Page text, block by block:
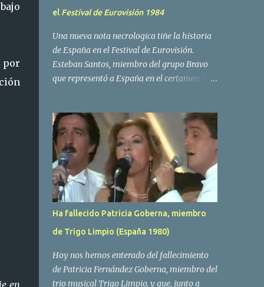
por
en
el Festival de Eurovisión 1984
Una nueva nota necrologica tiñe la historia
de España en el Festival de Eurovisión.
Esteban Santos, miembro del grupo Bravo
que representó a España en el certamen del
su compañera y principal vocalista en la
formación musical, Amaya Saizar, la que ha
dado a conocer la noticia al publico a traves
de las redes sociales. Nacido en Tolosa en
1951, durante su epoca universitaria en la
carrera de empresariales conoció al
estudiante de medicina Luis Villar,
comenzando a actuar juntos,Santos a la
guitarra y Villar al piano, sin atreverse a dar
esto cambió gracias a la propia Amaia
Saizar, que tras su abandono de Trigo
Ha fallecido Patricia Goberna, miembro
de Trigo Limpio (España 1980)
Hoy nos hemos enterado del fallecimiento
de Patricia Fernández Goberna, miembro del
trio musical Trigo Limpio, y que, junto a